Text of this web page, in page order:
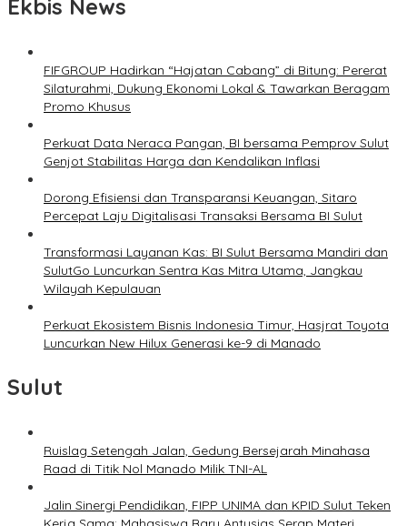
Ekbis News
FIFGROUP Hadirkan “Hajatan Cabang” di Bitung: Pererat
Silaturahmi, Dukung Ekonomi Lokal & Tawarkan Beragam
Promo Khusus
Perkuat Data Neraca Pangan, BI bersama Pemprov Sulut
Genjot Stabilitas Harga dan Kendalikan Inflasi
Dorong Efisiensi dan Transparansi Keuangan, Sitaro
Percepat Laju Digitalisasi Transaksi Bersama BI Sulut
Transformasi Layanan Kas: BI Sulut Bersama Mandiri dan
SulutGo Luncurkan Sentra Kas Mitra Utama, Jangkau
Wilayah Kepulauan
Perkuat Ekosistem Bisnis Indonesia Timur, Hasjrat Toyota
Luncurkan New Hilux Generasi ke-9 di Manado
Sulut
Ruislag Setengah Jalan, Gedung Bersejarah Minahasa
Raad di Titik Nol Manado Milik TNI-AL
Jalin Sinergi Pendidikan, FIPP UNIMA dan KPID Sulut Teken